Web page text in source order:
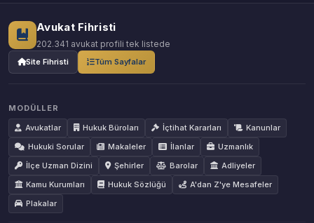
Avukat Fihristi
202.341 avukat profili tek listede
Site Fihristi Tüm Sayfalar
MODÜLLER
Avukatlar
Hukuk Büroları İçtihat Kararları
Kanunlar
Hukuki Sorular
Makaleler İlanlar
Uzmanlık
İlçe Uzman Dizini
Şehirler Barolar
Adliyeler
Kamu Kurumları
Hukuk Sözlüğü
A'dan Z'ye Mesafeler
Plakalar